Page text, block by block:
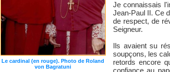
Le cardinal (en rouge). Photo de Roland
von Bagratuni
Je connaissais
Jean-Paul II. Ce
de respect, de
Seigneur.
Ils avaient su
soupçons, les
retords encore
confiance au